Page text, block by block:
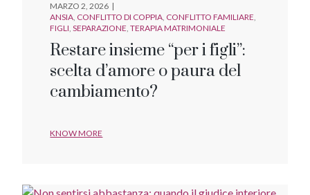
MARZO 2, 2026
ANSIA CONFLITTO DI COPPIA CONFLITTO FAMILIARE
FIGLI SEPARAZIONE TERAPIA MATRIMONIALE
Restare insieme “per i figli”:
scelta d’amore o paura del
cambiamento?
KNOW MORE